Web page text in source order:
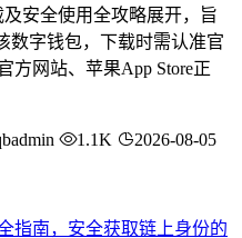
及安全使用全攻略展开，旨
数字钱包，下载时需认准官
方网站、苹果App Store正
1.1K 2026-08-05